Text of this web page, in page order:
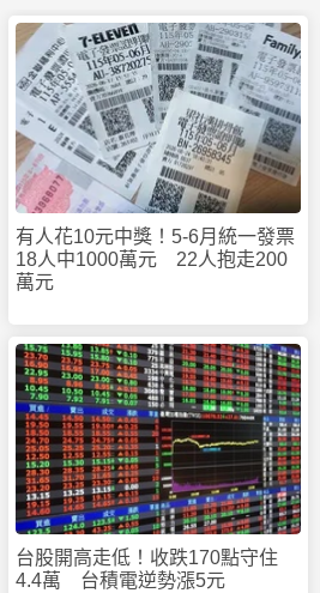
有人花10元中獎！5-6月統一發票
18人中1000萬元 22人抱走200
萬元
台股開高走低！收跌170點守住
4.4萬 台積電逆勢漲5元